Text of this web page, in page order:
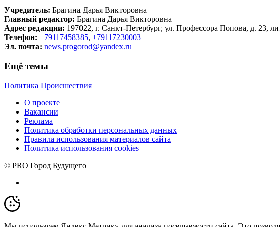
Учредитель: Брагина Дарья Викторовна
Главный редактор: Брагина Дарья Викторовна
Адрес редакции: 197022, г. Санкт-Петербург, ул. Профессора Попова, д. 23,
Телефон: +79117458385, +79117230003
Эл. почта: news.progorod@yandex.ru
Ещё темы
Политика Происшествия
О проекте
Вакансии
Реклама
Политика обработки персональных данных
Правила использования материалов сайта
Политика использования cookies
© PRO Город Будущего